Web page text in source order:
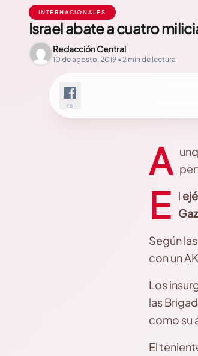
INTERNACIONALES
Israel abate a cuatro
Redacción Central
10 de agosto, 2019 • 2 min de lectura
FB
A
E l
Según
con un
Los
las
como su
El